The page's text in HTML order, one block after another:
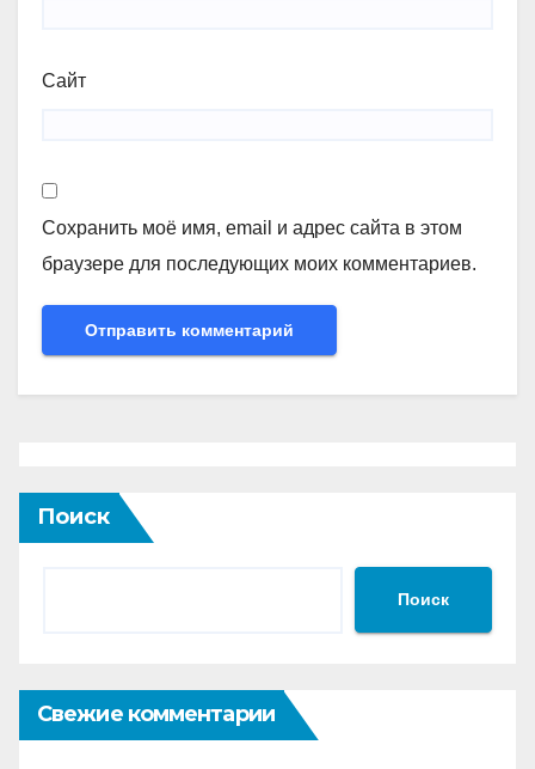
Сайт
Сохранить моё имя, email и адрес сайта в этом
браузере для последующих моих комментариев.
Поиск
Поиск
Свежие комментарии